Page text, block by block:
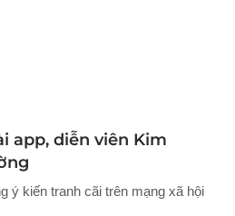
app, diễn viên Kim
ý kiến tranh cãi trên mạng xã hội